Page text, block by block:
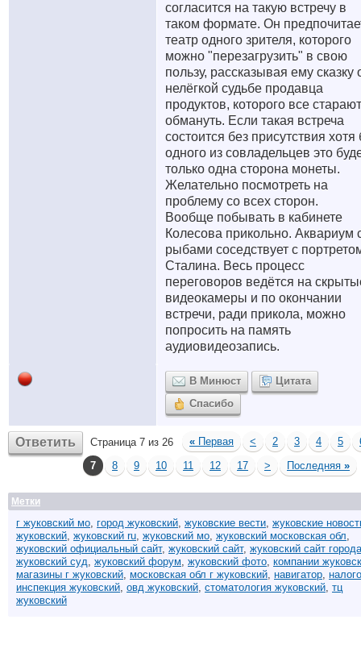
согласится на такую встречу в
таком формате. Он
театр одного зрителя, которого
можно "перезагрузить" в свою
пользу, рассказывая ему сказку
нелёгкой судьбе продавца
продуктов, которого все
обмануть. Если такая встреча
состоится без присутствия хотя
одного из совладельцев это
только одна сторона монеты.
Желательно посмотреть на
проблему со всех сторон.
Вообще побывать в кабинете
Колесова прикольно. Аквариум
рыбами соседствует с
Сталина. Весь процесс
переговоров ведётся на
видеокамеры и по окончании
встречи, ради прикола, можно
попросить на память
аудиовидеозапись.
В Минюст
Цитата
Спасибо
Ответить Страница 7 из 26 « Первая < 2 3 4 5
7
8 9 10 11 12 17 > Последняя »
Метки
г жуковский мо, город жуковский, жуковские вести, жуковские
жуковский, жуковский ru, жуковский мо, жуковский московская обл,
жуковский официальный сайт, жуковский сайт, жуковский сайт города
жуковский суд, жуковский форум, жуковский фото, компании
магазины г жуковский, московская обл г жуковский, навигатор,
инспекция жуковский, овд жуковский, стоматология жуковский, тц
жуковский